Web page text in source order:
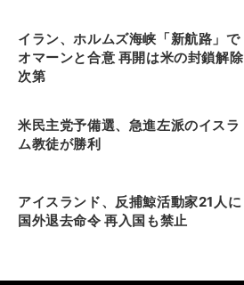
イラン、ホルムズ海峡「新航路」で
オマーンと合意 再開は米の封鎖解除
次第
米民主党予備選、急進左派のイスラ
ム教徒が勝利
アイスランド、反捕鯨活動家21人に
国外退去命令 再入国も禁止